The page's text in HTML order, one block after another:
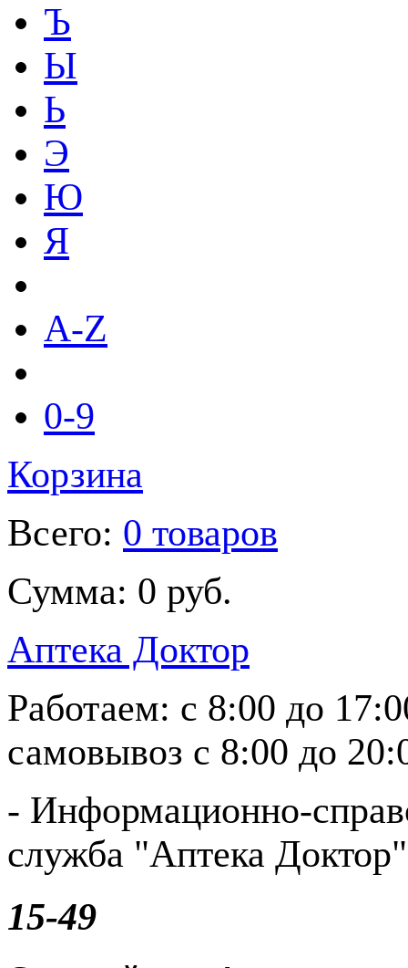
Ъ
Ы
Ь
Э
Ю
Я
A-Z
0-9
Корзина
Всего: 0 товаров
Сумма: 0 руб.
Аптека Доктор
Работаем: с 8:00 до
самовывоз с 8:00 до
- Информационно-
служба "Аптека
15-49